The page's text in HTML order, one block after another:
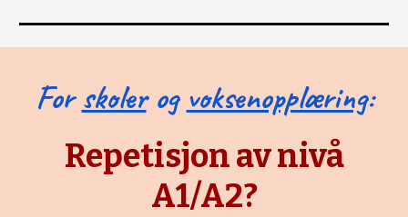
Forskolerog voksenopplæring:
Repetisjon av nivå
A1/A2?